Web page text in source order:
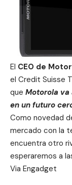
El CEO de
el Credit Suisse
que Motorola
en un futuro
Como novedad
mercado con la
encuentra otro
esperaremos a
Via Engadget